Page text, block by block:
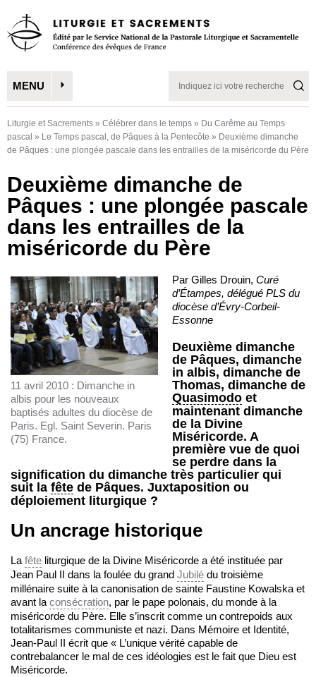
MENU
Liturgie et Sacrements » Célébrer dans le temps » Du Carême au Temps
pascal » Le Temps pascal, de Pâques à la Pentecôte » Deuxième dimanche
de Pâques : une plongée pascale dans les entrailles de la miséricorde du Père
Deuxième dimanche de
Pâques : une plongée pascale
dans les entrailles de la
miséricorde du Père
11 avril 2010 : Dimanche in
albis pour les nouveaux
baptisés adultes du diocèse de
Paris. Egl. Saint Severin. Paris
(75) France.
Par Gilles Drouin, Curé
d’Étampes, délégué PLS du
diocèse d’Évry-Corbeil-
Essonne
Deuxième dimanche
de Pâques, dimanche
in albis, dimanche de
Thomas, dimanche de
Quasimodo et
maintenant dimanche
de la Divine
Miséricorde. A
première vue de quoi
se perdre dans la
signification du dimanche très particulier qui
suit la fête de Pâques. Juxtaposition ou
déploiement liturgique ?
Un ancrage historique
La fête liturgique de la Divine Miséricorde a été instituée par
Jean Paul II dans la foulée du grand Jubilé du troisième
millénaire suite à la canonisation de sainte Faustine Kowalska et
avant la consécration, par le pape polonais, du monde à la
miséricorde du Père. Elle s’inscrit comme un contrepoids aux
totalitarismes communiste et nazi. Dans Mémoire et Identité,
Jean-Paul II écrit que « L’unique vérité capable de
contrebalancer le mal de ces idéologies est le fait que Dieu est
Miséricorde.